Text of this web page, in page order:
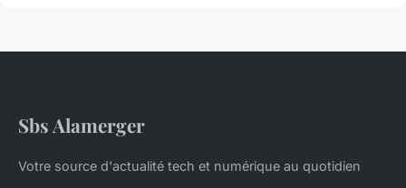
Sbs Alamerger
Votre source d'actualité tech et numérique au quotidien